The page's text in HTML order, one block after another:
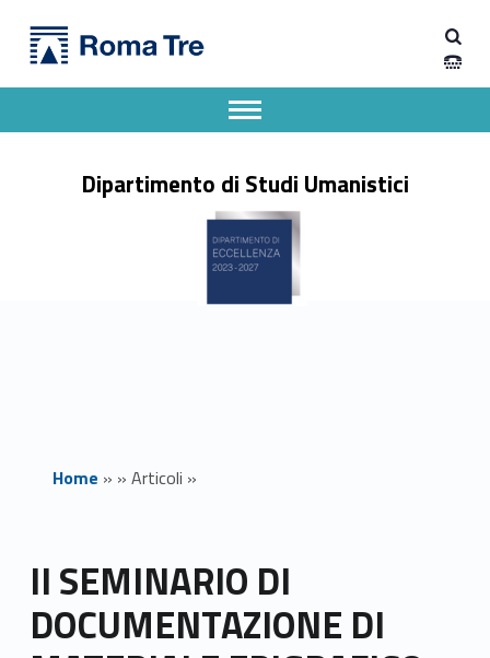
II SEMINARIO DI DOCUMENTAZIONE DI MATERIALE EPIGRAFICO ETRUSCO - Dipartimento di Studi Umanistici
Dipartimento di Studi Umanistici
Apri il menu secondario
Header info sidebar
Home » » Articoli »
II SEMINARIO DI
DOCUMENTAZIONE DI